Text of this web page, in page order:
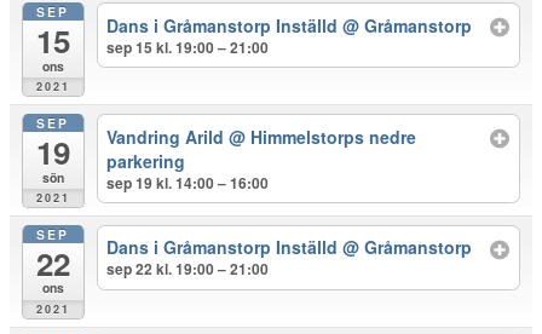
SEP
15
ons
2021
Dans i Gråmanstorp Inställd@ Gråmanstorp
sep 15 kl. 19:00 – 21:00
SEP
19
sön
2021
Vandring Arild@ Himmelstorps nedre
parkering
sep 19 kl. 14:00 – 16:00
SEP
22
ons
2021
Dans i Gråmanstorp Inställd@ Gråmanstorp
sep 22 kl. 19:00 – 21:00